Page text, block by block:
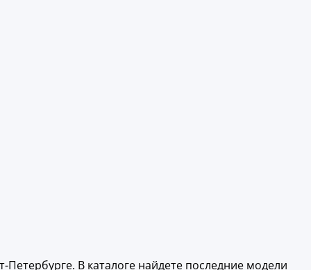
В каталоге найдете последние модели